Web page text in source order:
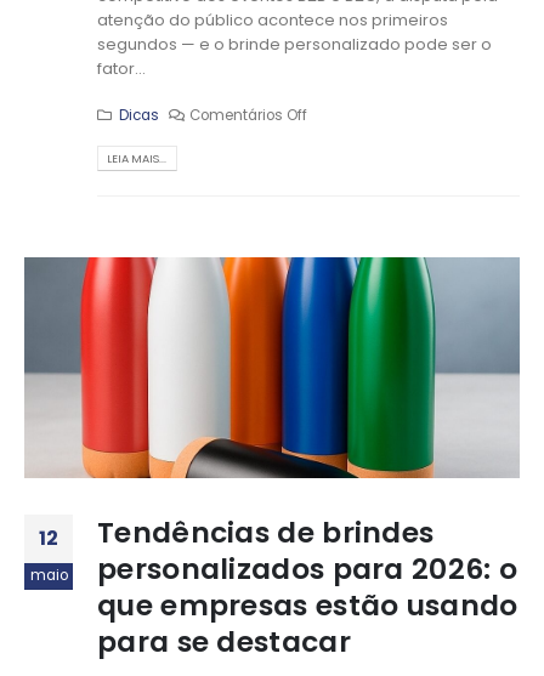
atenção do público acontece nos primeiros
segundos — e o brinde personalizado pode ser o
fator...
Dicas Comentários Off
LEIA MAIS...
12
maio
Tendências de brindes
personalizados para 2026: o
que empresas estão usando
para se destacar